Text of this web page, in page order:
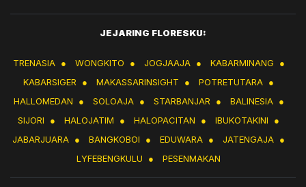
JEJARING FLORESKU:
TRENASIA ● WONGKITO ● JOGJAAJA ● KABARMINANG
●
KABARSIGER ● MAKASSARINSIGHT ● POTRETUTARA ●
HALLOMEDAN
● SOLOAJA ● STARBANJAR ● BALINESIA ●
SIJORI
● HALOJATIM ● HALOPACITAN ● IBUKOTAKINI
●
JABARJUARA ● BANGKOBOI ● EDUWARA ● JATENGAJA ●
LYFEBENGKULU
● PESENMAKAN